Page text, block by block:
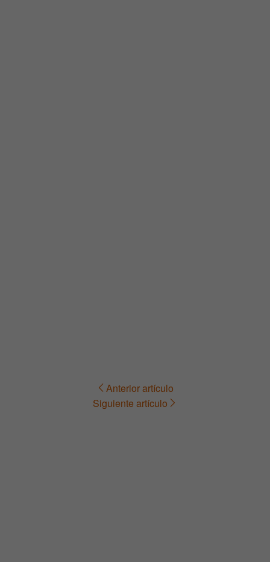
Navegación Anterior artículo
Siguiente artículo